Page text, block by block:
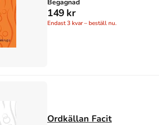
Begagnad
149 kr
Endast3kvar – beställ nu.
Ordkällan Facit